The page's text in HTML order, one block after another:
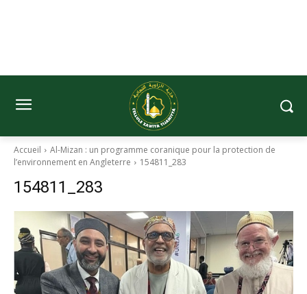
Accueil
Al-Mizan : un programme coranique pour la protection de
l’environnement en Angleterre
154811_283
154811_283